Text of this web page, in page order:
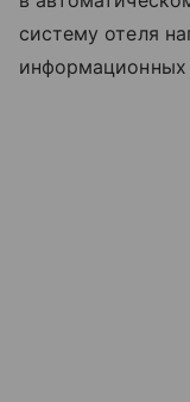
систему отеля
информационных